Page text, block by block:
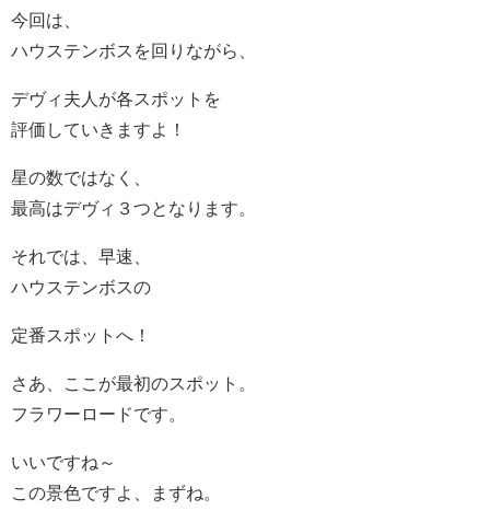
今回は、
ハウステンボスを回りながら、
デヴィ夫人が各スポットを
評価していきますよ！
星の数ではなく、
最高はデヴィ３つとなります。
それでは、早速、
ハウステンボスの
定番スポットへ！
さあ、ここが最初のスポット。
フラワーロードです。
いいですね～
この景色ですよ、まずね。